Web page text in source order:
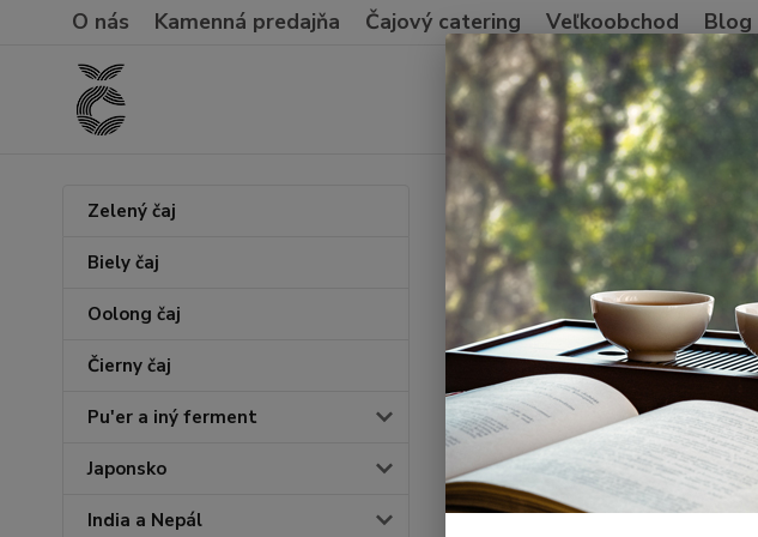
O nás Kamenná predajňa Čajový catering Veľkoobchod Blog
Zelený čaj
Biely čaj
Oolong čaj
Čierny čaj
Pu'er a iný ferment
Japonsko
India a Nepál
Úvod Súhlas so spracovaním
Súhlas so
marketingových
Udeľujete týmto súhlas
vložka69403/B
fyzických osôb v súvislosti
(všeobecné nariadenie o
marketingové cookies